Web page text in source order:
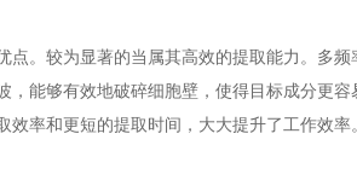
点。较为显著的当属其高效的提取能力。多
能够有效地破碎细胞壁，使得目标成分更
率和更短的提取时间，大大提升了工作效率。